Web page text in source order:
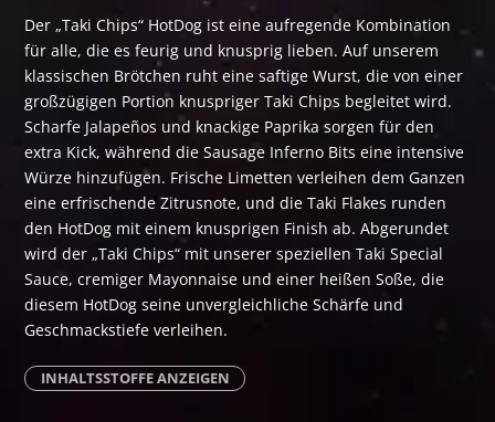
Der „Taki Chips“ HotDog ist eine aufregende Kombination
für alle, die es feurig und knusprig lieben. Auf unserem
klassischen Brötchen ruht eine saftige Wurst, die von einer
großzügigen Portion knuspriger Taki Chips begleitet wird.
Scharfe Jalapeños und knackige Paprika sorgen für den
extra Kick, während die Sausage Inferno Bits eine intensive
Würze hinzufügen. Frische Limetten verleihen dem Ganzen
eine erfrischende Zitrusnote, und die Taki Flakes runden
den HotDog mit einem knusprigen Finish ab. Abgerundet
wird der „Taki Chips“ mit unserer speziellen Taki Special
Sauce, cremiger Mayonnaise und einer heißen Soße, die
diesem HotDog seine unvergleichliche Schärfe und
Geschmackstiefe verleihen.
INHALTSSTOFFE ANZEIGEN